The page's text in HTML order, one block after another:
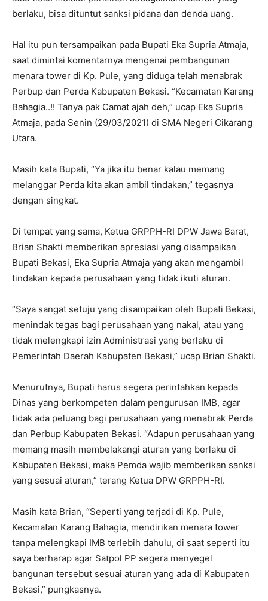
berlaku, bisa dituntut sanksi pidana dan denda uang.
Hal itu pun tersampaikan pada Bupati Eka Supria Atmaja,
saat dimintai komentarnya mengenai pembangunan
menara tower di Kp. Pule, yang diduga telah menabrak
Perbup dan Perda Kabupaten Bekasi. “Kecamatan Karang
Bahagia..!! Tanya pak Camat ajah deh,” ucap Eka Supria
Atmaja, pada Senin (29/03/2021) di SMA Negeri Cikarang
Utara.
Masih kata Bupati, “Ya jika itu benar kalau memang
melanggar Perda kita akan ambil tindakan,” tegasnya
dengan singkat.
Di tempat yang sama, Ketua GRPPH-RI DPW Jawa Barat,
Brian Shakti memberikan apresiasi yang disampaikan
Bupati Bekasi, Eka Supria Atmaja yang akan mengambil
tindakan kepada perusahaan yang tidak ikuti aturan.
“Saya sangat setuju yang disampaikan oleh Bupati Bekasi,
menindak tegas bagi perusahaan yang nakal, atau yang
tidak melengkapi izin Administrasi yang berlaku di
Pemerintah Daerah Kabupaten Bekasi,” ucap Brian Shakti.
Menurutnya, Bupati harus segera perintahkan kepada
Dinas yang berkompeten dalam pengurusan IMB, agar
tidak ada peluang bagi perusahaan yang menabrak Perda
dan Perbup Kabupaten Bekasi. “Adapun perusahaan yang
memang masih membelakangi aturan yang berlaku di
Kabupaten Bekasi, maka Pemda wajib memberikan sanksi
yang sesuai aturan,” terang Ketua DPW GRPPH-RI.
Masih kata Brian, “Seperti yang terjadi di Kp. Pule,
Kecamatan Karang Bahagia, mendirikan menara tower
tanpa melengkapi IMB terlebih dahulu, di saat seperti itu
saya berharap agar Satpol PP segera menyegel
bangunan tersebut sesuai aturan yang ada di Kabupaten
Bekasi,” pungkasnya.